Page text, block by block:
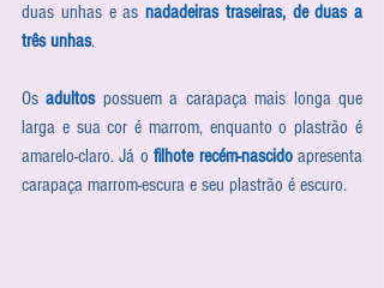
duas unhas e as nadadeiras traseiras, de duas a
três unhas.
Os adultos possuem a carapaça mais longa que
larga e sua cor é marrom, enquanto o plastrão é
amarelo-claro. Já o filhote recém-nascido apresenta
carapaça marrom-escura e seu plastrão é escuro.